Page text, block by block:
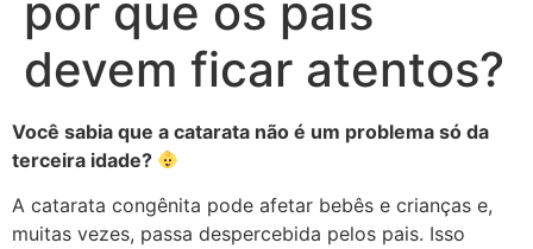
por que os pais
devem ficar atentos?
Você sabia que a catarata não é um problema só da
terceira idade?
A catarata congênita pode afetar bebês e crianças e,
muitas vezes, passa despercebida pelos pais. Isso